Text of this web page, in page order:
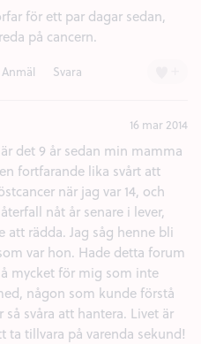
för ett par dagar sedan,
på cancern.
Anmäl Svara
16 mar 2014
det 9 år sedan min mamma
fortfarande lika svårt att
när jag var 14, och
nåt år senare i lever,
rädda. Jag såg henne bli
var hon. Hade detta forum
mycket för mig som inte
någon som kunde förstå
svåra att hantera. Livet är
ta tillvara på varenda sekund!